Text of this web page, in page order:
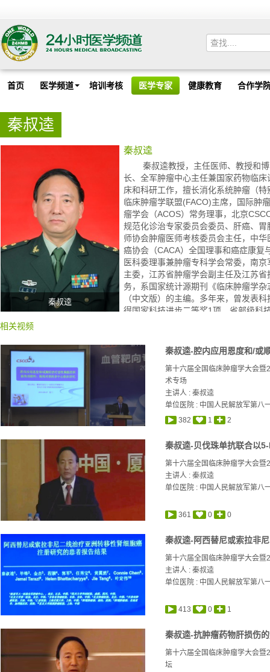
首页 医学频道 培训考核 医学专家 健康教育 合作学
秦叔逵
秦叔逵
秦叔逵
秦叔逵教授，主任医师、教授和博
长、全军肿瘤中心主任兼国家药物临
床和科研工作，擅长消化系统肿瘤（
临床肿瘤学联盟(FACO)主席，国际肿
瘤学会（ACOS）常务理事，北京
规范化诊治专家委员会委员、肝癌、
师协会肿瘤医师考核委员会主任，中
癌协会（CACA）全国理事和癌症康复
医科委理事兼肿瘤专科学会常委，南
主委，江苏省肿瘤学会副主任及江苏
务，系国家统计源期刊《临床肿瘤学
（中文版）的主编。多年来，曾发表
得国家科技进步二等奖1项，省部级科
相关视频
第十六届全国临床肿瘤学大会
术专场
主讲人 :秦叔逵
单位医院 : 中国人民解放军第八
382
1 2
第十六届全国临床肿瘤学大会
主讲人 :秦叔逵
单位医院 : 中国人民解放军第八
361 0 0
第十六届全国临床肿瘤学大会暨
主讲人 :秦叔逵
单位医院 : 中国人民解放军第八
413 0 1
秦叔逵-抗肿瘤药物肝损伤
第十六届全国临床肿瘤学大会
坛